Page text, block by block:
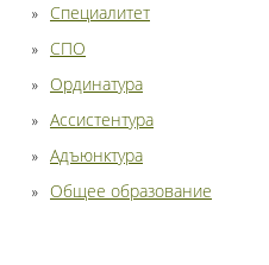
Специалитет
СПО
Ординатура
Ассистентура
Адъюнктура
Общее образование